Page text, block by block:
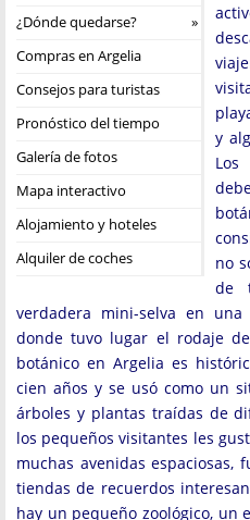
¿Dónde quedarse?
Compras en Argelia
Consejos para turistas
Pronóstico del tiempo
Galería de fotos
Mapa interactivo
Alojamiento y hoteles
Alquiler de coches
y
no
de
verdadera mini-selva en
donde tuvo lugar el rodaje
botánico en Argelia es
cien años y se usó como un
árboles y plantas traídas de
los pequeños visitantes les
muchas avenidas espaciosas,
tiendas de recuerdos
hay un pequeño zoológico, un